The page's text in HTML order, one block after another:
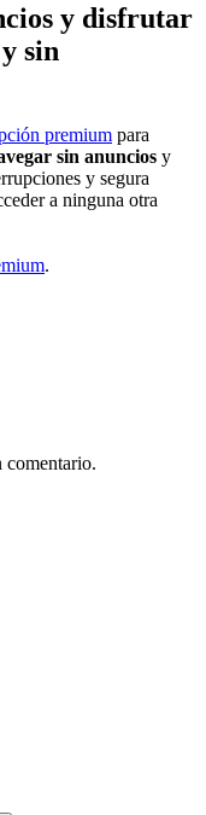
y disfrutar
sin
premium para
sin anuncios y
y segura
a ninguna otra
.
comentario.